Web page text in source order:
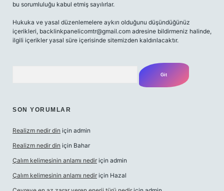
bu sorumluluğu kabul etmiş sayılırlar.
Hukuka ve yasal düzenlemelere aykırı olduğunu düşündüğünüz
içerikleri, backlinkpanelicomtr@gmail.com adresine bildirmeniz halinde,
ilgili içerikler yasal süre içerisinde sitemizden kaldırılacaktır.
SON YORUMLAR
Realizm nedir din için admin
Realizm nedir din için Bahar
Çalım kelimesinin anlamı nedir için admin
Çalım kelimesinin anlamı nedir için Hazal